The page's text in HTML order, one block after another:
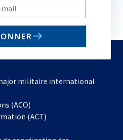
militaire international
(ACO)
dans
(ACT)